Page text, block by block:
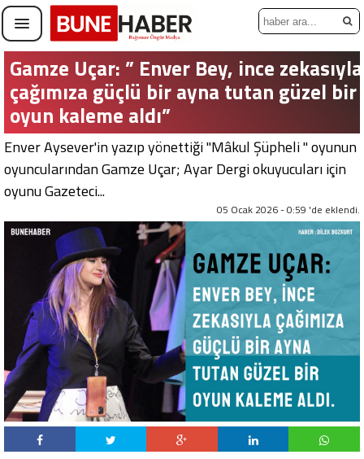
Gamze Uçar: ” Enver Bey, ince zekasıyla
çağımıza güçlü bir ayna tutan güzel bir
oyun kaleme aldı”
Enver Aysever'in yazıp yönettiği "Mâkul Şüpheli " oyunun
oyuncularından Gamze Uçar; Ayar Dergi okuyucuları için
oyunu Gazeteci...
05 Ocak 2026 - 0:59 'de eklendi.